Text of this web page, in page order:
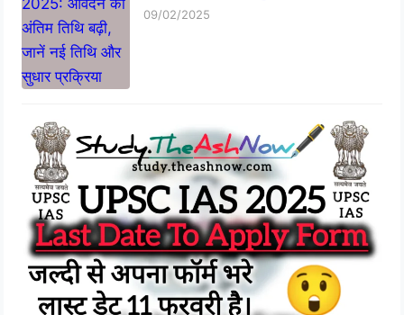
09/02/2025
UPSC IAS 2025: जानिए आवेदन की अंतिम
तिथि और पूरी प्रक्रिया!
06/02/2025